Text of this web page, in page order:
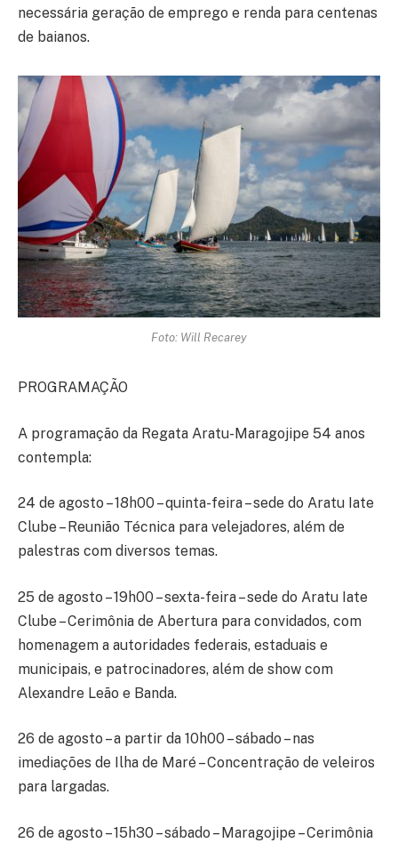
necessária geração de emprego e renda para centenas
de baianos.
Foto: Will Recarey
PROGRAMAÇÃO
A programação da Regata Aratu-Maragojipe 54 anos
contempla:
24 de agosto – 18h00 – quinta-feira – sede do Aratu Iate
Clube – Reunião Técnica para velejadores, além de
palestras com diversos temas.
25 de agosto – 19h00 – sexta-feira – sede do Aratu Iate
Clube – Cerimônia de Abertura para convidados, com
homenagem a autoridades federais, estaduais e
municipais, e patrocinadores, além de show com
Alexandre Leão e Banda.
26 de agosto – a partir da 10h00 – sábado – nas
imediações de Ilha de Maré – Concentração de veleiros
para largadas.
26 de agosto – 15h30 – sábado – Maragojipe – Cerimônia